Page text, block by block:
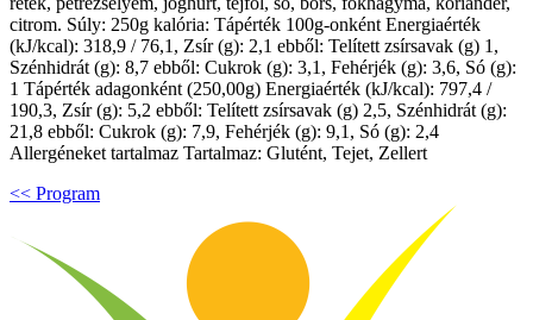
citrom. Súly: 250g kalória: Tápérték 100g-onként Energiaérték
(kJ/kcal): 318,9 / 76,1, Zsír (g): 2,1 ebből: Telített zsírsavak (g) 1,
Szénhidrát (g): 8,7 ebből: Cukrok (g): 3,1, Fehérjék (g): 3,6, Só (g):
1 Tápérték adagonként (250,00g) Energiaérték (kJ/kcal): 797,4 /
190,3, Zsír (g): 5,2 ebből: Telített zsírsavak (g) 2,5, Szénhidrát (g):
21,8 ebből: Cukrok (g): 7,9, Fehérjék (g): 9,1, Só (g): 2,4
Allergéneket tartalmaz Tartalmaz: Glutént, Tejet, Zellert
<< Program